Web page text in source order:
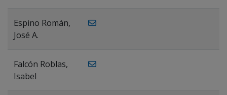
Espino Román,
José A.
Falcón Roblas,
Isabel